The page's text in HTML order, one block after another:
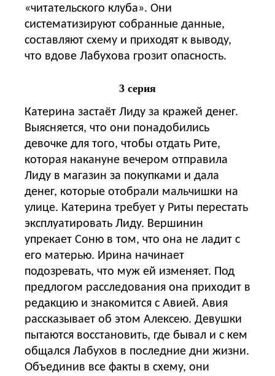
«читательского клуба». Они
систематизируют собранные данные,
составляют схему и приходят к выводу,
что вдове Лабухова грозит опасность.
3 серия
Катерина застаёт Лиду за кражей денег.
Выясняется, что они понадобились
девочке для того, чтобы отдать Рите,
которая накануне вечером отправила
Лиду в магазин за покупками и дала
денег, которые отобрали мальчишки на
улице. Катерина требует у Риты перестать
эксплуатировать Лиду. Вершинин
упрекает Соню в том, что она не ладит с
его матерью. Ирина начинает
подозревать, что муж ей изменяет. Под
предлогом расследования она приходит в
редакцию и знакомится с Авией. Авия
рассказывает об этом Алексею. Девушки
пытаются восстановить, где бывал и с кем
общался Лабухов в последние дни жизни.
Объединив все факты в схему, они